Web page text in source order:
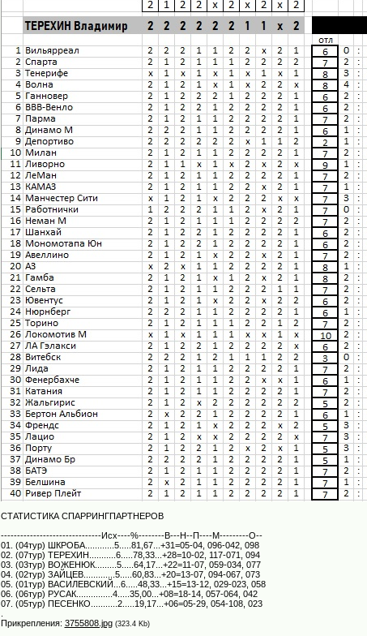
СТАТИСТИКА СПАРРИНГПАРТНЕРОВ
-------------------------------Исх----%--------В---Н--П----М---------О--
01. (04тур) ШКРОБА............5.....81,67...+31=05-04, 096-042, 098
02. (07тур) ТЕРЕХИН...........6.....78,33...+28=10-02, 117-071, 094
03. (03тур) ВОЖЕНЮК.........5.....64,17...+22=11-07, 059-034, 077
04. (02тур) ЗАЙЦЕВ.............5.....60,83...+20=13-07, 094-067, 073
05. (01тур) ВАСИЛЕВСКИЙ...6.....48,33...+15=13-12, 029-023, 058
06. (06тур) РУСАК...............4.....35,00...+08=18-14, 057-064, 042
07. (05тур) ПЕСЕНКО...........2.....19,17...+06=05-29, 054-108, 023
Прикрепления: 3755808.jpg (323.4 Kb)